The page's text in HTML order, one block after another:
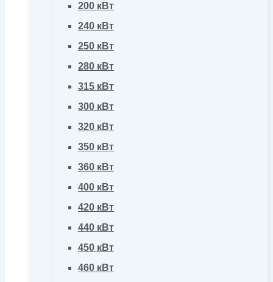
200 кВт
240 кВт
250 кВт
280 кВт
315 кВт
300 кВт
320 кВт
350 кВт
360 кВт
400 кВт
420 кВт
440 кВт
450 кВт
460 кВт